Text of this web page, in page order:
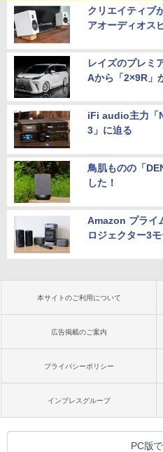
クリエイティブ
アオーディオス
レイズのプレミ
Aから「2×9R」
iFi audio主力「
3」に迫る
鳥肌ものの「
した！
Amazon プライ
ロジェクター3
本サイトのご利用について
広告掲載のご案内
プライバシーポリシー
インプレスグループ
PC版